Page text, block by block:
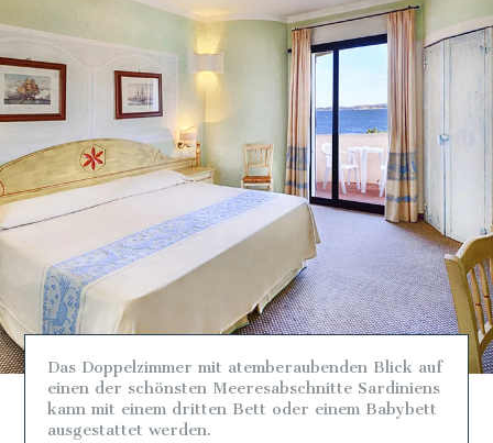
Das Doppelzimmer mit atemberaubenden Blick auf
einen der schönsten Meeresabschnitte Sardiniens
kann mit einem dritten Bett oder einem Babybett
ausgestattet werden.